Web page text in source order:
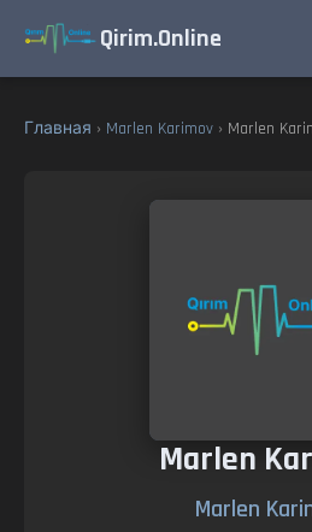
Qirim.Online
Главная › Marlen Karimov › Marlen
Marlen
Marlen